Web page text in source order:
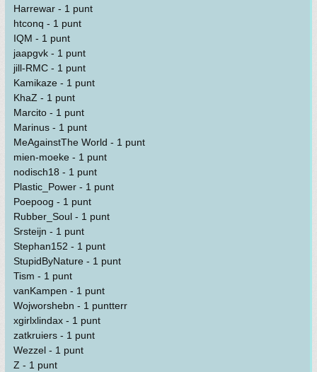
Harrewar - 1 punt
htconq - 1 punt
IQM - 1 punt
jaapgvk - 1 punt
jill-RMC - 1 punt
Kamikaze - 1 punt
KhaZ - 1 punt
Marcito - 1 punt
Marinus - 1 punt
MeAgainstThe World - 1 punt
mien-moeke - 1 punt
nodisch18 - 1 punt
Plastic_Power - 1 punt
Poepoog - 1 punt
Rubber_Soul - 1 punt
Srsteijn - 1 punt
Stephan152 - 1 punt
StupidByNature - 1 punt
Tism - 1 punt
vanKampen - 1 punt
Wojworshebn - 1 puntterr
xgirlxlindax - 1 punt
zatkruiers - 1 punt
Wezzel - 1 punt
Z - 1 punt